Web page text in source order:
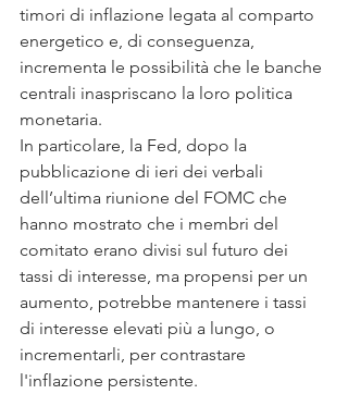
timori di inflazione legata al comparto
energetico e, di conseguenza,
incrementa le possibilità che le banche
centrali inaspriscano la loro politica
monetaria.
In particolare, la Fed, dopo la
pubblicazione di ieri dei verbali
dell’ultima riunione del FOMC che
hanno mostrato che i membri del
comitato erano divisi sul futuro dei
tassi di interesse, ma propensi per un
aumento, potrebbe mantenere i tassi
di interesse elevati più a lungo, o
incrementarli, per contrastare
l'inflazione persistente.